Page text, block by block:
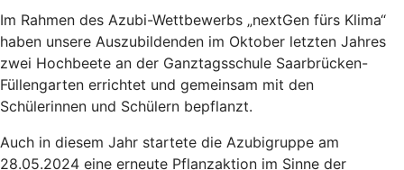
Im Rahmen des Azubi-Wettbewerbs „nextGen fürs Klima“
haben unsere Auszubildenden im Oktober letzten Jahres
zwei Hochbeete an der Ganztagsschule Saarbrücken-
Füllengarten errichtet und gemeinsam mit den
Schülerinnen und Schülern bepflanzt.
Auch in diesem Jahr startete die Azubigruppe am
28.05.2024 eine erneute Pflanzaktion im Sinne der